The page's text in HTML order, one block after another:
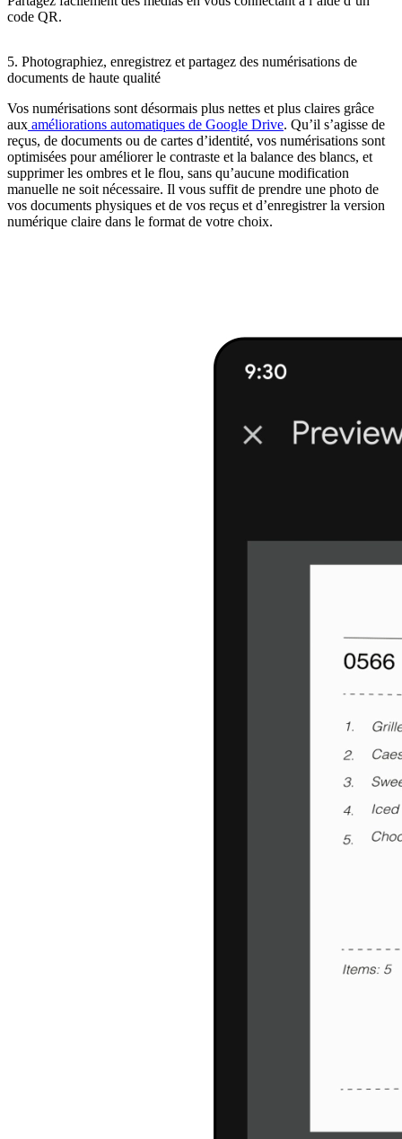
code QR.
5. Photographiez, enregistrez et partagez des numérisations de
documents de haute qualité
Vos numérisations sont désormais plus nettes et plus claires grâce
aux améliorations automatiques de Google Drive. Qu’il s’agisse de
reçus, de documents ou de cartes d’identité, vos numérisations sont
optimisées pour améliorer le contraste et la balance des blancs, et
supprimer les ombres et le flou, sans qu’aucune modification
manuelle ne soit nécessaire. Il vous suffit de prendre une photo de
vos documents physiques et de vos reçus et d’enregistrer la version
numérique claire dans le format de votre choix.